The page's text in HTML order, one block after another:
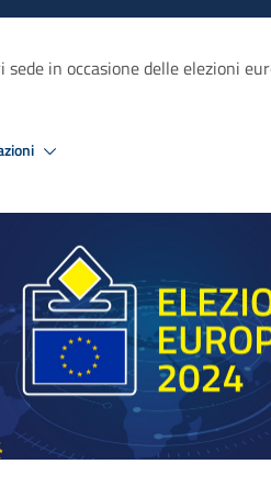
in occasione delle elezioni